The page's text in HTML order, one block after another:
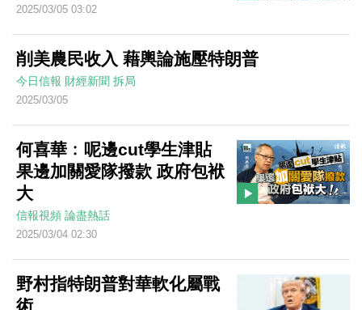
2025/03/05 03:02
削美農民收入 藉輿論施壓特朗普
今日信報 財經新聞 拆局
2025/03/05
何喜華﹕呢邊cut學生津貼
果邊加關愛隊撥款 政府包袱
大
信報視頻 論盡熱話
2025/03/04 02:30
野村指特朗普對華軟化屬戰
術